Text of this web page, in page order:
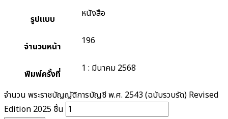
รูปแบบ หนังสือ
จำนวนหน้า 196
พิมพ์ครั้งที่ 1 : มีนาคม 2568
จำนวน พระราชบัญญัติการบัญชี พ.ศ. 2543 (ฉบับรวบรัด) Revised
Edition 2025 ชิ้น